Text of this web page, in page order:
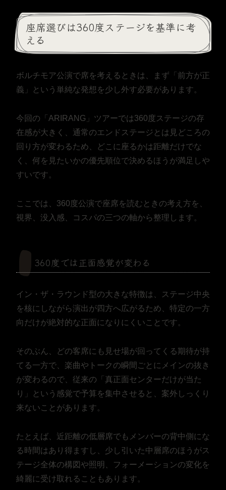
座席選びは360度ステージを基準に考
える
ボルチモア公演で席を考えるときは、まず「前方が正
義」という単純な発想を少し外す必要があります。
今回の「ARIRANG」ツアーでは360度ステージの存
在感が大きく、通常のエンドステージとは見どころの
回り方が変わるため、どこに座るかは距離だけでな
く、何を見たいかの優先順位で決めるほうが満足しや
すいです。
ここでは、360度公演で座席を読むときの考え方を、
視界、没入感、コスパの三つの軸から整理します。
360度では正面感覚が変わる
イン・ザ・ラウンド型の大きな特徴は、ステージ中央
を核にしながら演出が四方へ広がるため、特定の一方
向だけが絶対的な正面になりにくいことです。
そのぶん、どの客席にも見せ場が回ってくる期待が持
てる一方で、楽曲やトークの瞬間ごとにメインの抜き
が変わるので、従来の「真正面センターだけが当た
り」という感覚で予算を集中させると、案外しっくり
来ないことがあります。
たとえば、近距離の低層席でもメンバーの背中側にな
る時間はあり得ますし、少し引いた中層席のほうがス
テージ全体の構図や照明、フォーメーションの変化を
綺麗に受け取れることもあります。